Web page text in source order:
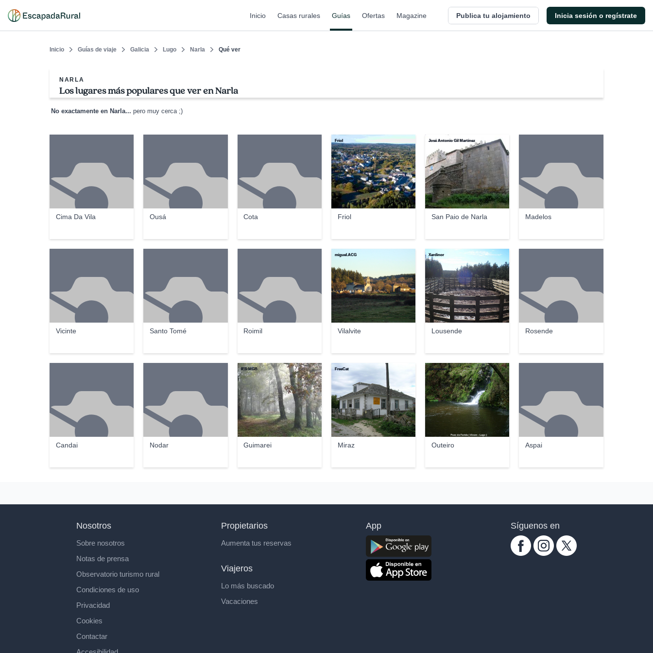
Inicio Casas rurales Guías Ofertas Magazine Publica tu alojamiento Inicia sesión o regístrate
Inicio Guías de viaje Galicia Lugo Narla Qué ver
NARLA
Los lugares más populares que ver en Narla
No exactamente en Narla... pero muy cerca ;)
Cima Da Vila Ousá Cota Friol
Friol
San Paio de Narla
José Antonio Gil Martínez
Madelos
Vicinte Santo Tomé Roimil Vilalvite
miguel.ACG
Lousende
Xardinor
Rosende
Candai Nodar Guimarei
IES-MGB
Miraz
FreeCat
Outeiro
robmenen
Aspai
Nosotros
Sobre nosotros
Notas de prensa
Observatorio turismo rural
Condiciones de uso
Privacidad
Cookies
Contactar
Propietarios
Aumenta tus reservas
Viajeros
Lo más buscado
Vacaciones
App Síguenos en